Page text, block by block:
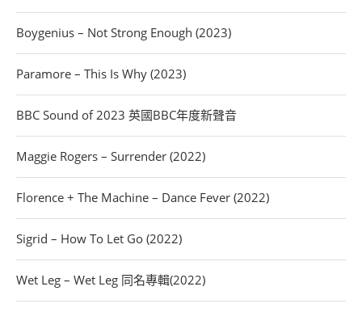
Boygenius – Not Strong Enough (2023)
Paramore – This Is Why (2023)
BBC Sound of 2023 英國BBC年度新聲音
Maggie Rogers – Surrender (2022)
Florence + The Machine – Dance Fever (2022)
Sigrid – How To Let Go (2022)
Wet Leg – Wet Leg 同名專輯(2022)